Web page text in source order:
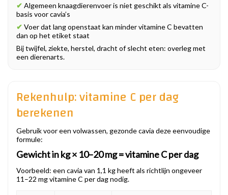
✔ Algemeen knaagdierenvoer is niet geschikt als vitamine C-
basis voor cavia’s
✔ Voer dat lang openstaat kan minder vitamine C bevatten
dan op het etiket staat
Bij twijfel, ziekte, herstel, dracht of slecht eten: overleg met
een dierenarts.
Rekenhulp: vitamine C per dag
berekenen
Gebruik voor een volwassen, gezonde cavia deze eenvoudige
formule:
Gewicht in kg × 10–20 mg = vitamine C per dag
Voorbeeld: een cavia van 1,1 kg heeft als richtlijn ongeveer
11–22 mg vitamine C per dag nodig.